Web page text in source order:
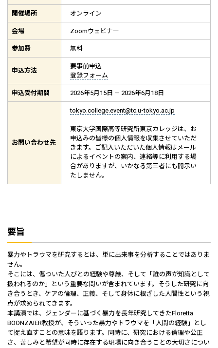
開催場所 オンライン
会場 Zoomウェビナー
参加費 無料
申込方法
要事前申込
登録フォーム
申込受付期間 2026年5月15日 — 2026年6月18日
お問い合わせ先
tokyo.college.event@tc.u-tokyo.ac.jp
東京大学国際高等研究所東京カレッジは、お
申込みの皆様の個人情報を収集させていただ
きます。ご記入いただいた個人情報はメール
によるイベントの案内、連絡等に利用する場
合がありますが、いかなる第三者にも開示い
たしません。
要旨
暴力やトラウマを研究するとは、単に出来事を分析することではありま
せん。
そこには、傷ついた人びとの経験や尊厳、そして「誰の声が知識として
扱われるのか」という重要な問いが含まれています。そうした研究に向
き合うとき、ケアの倫理、正義、そして身体に根ざした人間性という視
点が求められてきます。
本講演では、ジェンダーに基づく暴力を長年研究してきたFloretta
BOONZAIER教授が、そういった暴力やトラウマを「人間の経験」とし
て捉え直すことの意味を語ります。同時に、研究における倫理や公正
さ、苦しみと希望が同時に存在する現場に向き合うことの大切さについ